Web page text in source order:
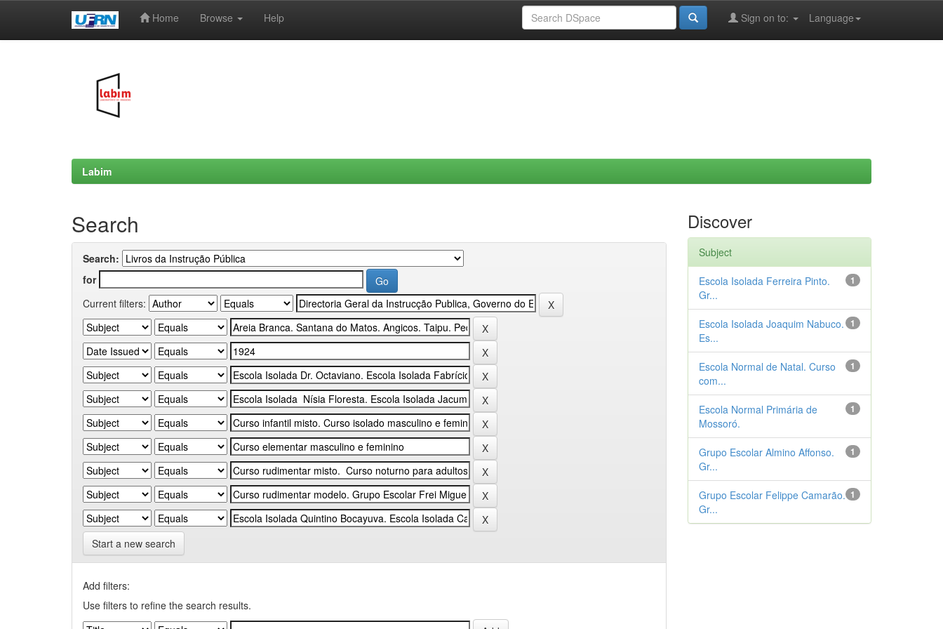
Home Browse Help Language
Sign on to:
Labim
Search
Search:
for
Current filters:
Start a new search
Add filters:
Use filters to refine the search results.
Discover
Subject
1
Escola Isolada Ferreira Pinto.
Gr...
1
Escola Isolada Joaquim Nabuco.
Es...
1
Escola Normal de Natal. Curso
com...
1
Escola Normal Primária de
Mossoró.
1
Grupo Escolar Almino Affonso.
Gr...
1
Grupo Escolar Felippe Camarão.
Gr...